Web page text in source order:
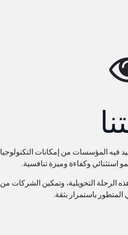
المؤسسات من إمكانات التكنولوجيا
استثنائي وكفاءة وميزة تنافسية.
الرحلة التحويلية، وتمكين الشركات من
باستمرار بثقة.